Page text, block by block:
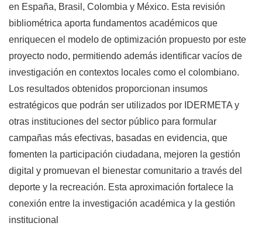
en España, Brasil, Colombia y México. Esta revisión
bibliométrica aporta fundamentos académicos que
enriquecen el modelo de optimización propuesto por este
proyecto nodo, permitiendo además identificar vacíos de
investigación en contextos locales como el colombiano.
Los resultados obtenidos proporcionan insumos
estratégicos que podrán ser utilizados por IDERMETA y
otras instituciones del sector público para formular
campañas más efectivas, basadas en evidencia, que
fomenten la participación ciudadana, mejoren la gestión
digital y promuevan el bienestar comunitario a través del
deporte y la recreación. Esta aproximación fortalece la
conexión entre la investigación académica y la gestión
institucional